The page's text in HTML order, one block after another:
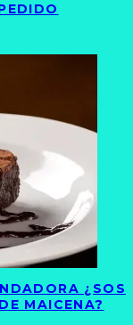
¿SOS
MAICENA?